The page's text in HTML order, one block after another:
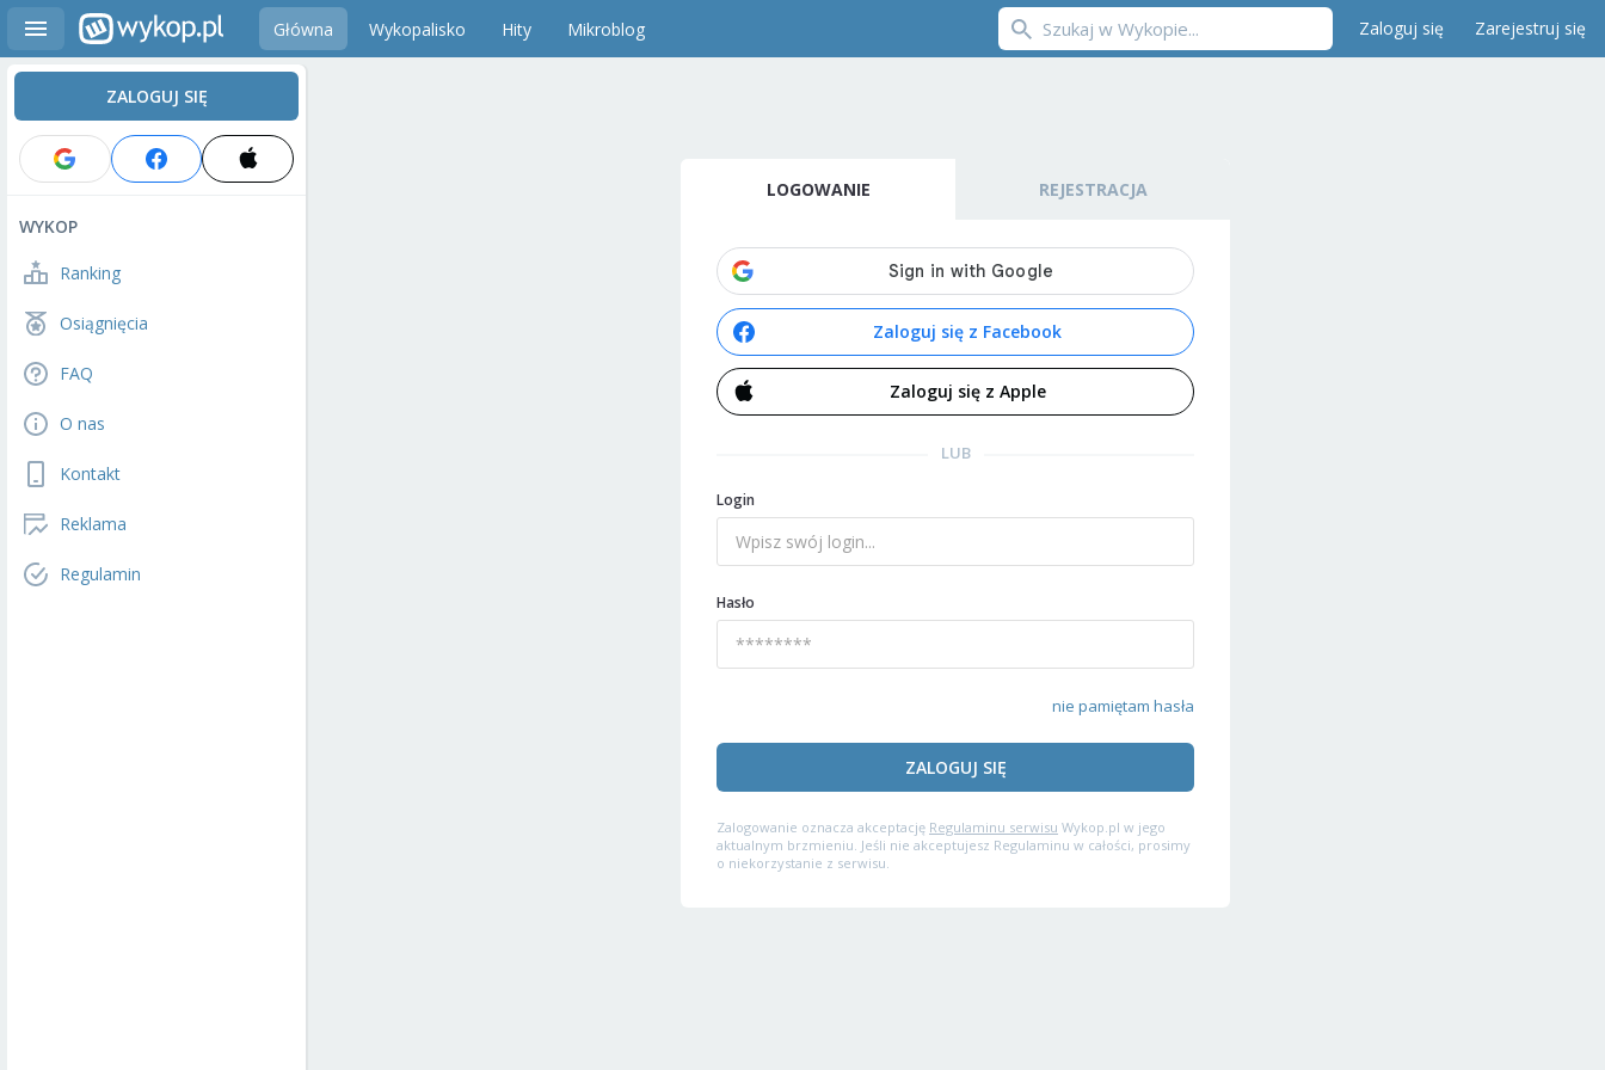
Główna Wykopalisko Hity Mikroblog Zaloguj się Zarejestruj się
ZALOGUJ SIĘ
WYKOP
Ranking
Osiągnięcia
FAQ
O nas
Kontakt
Reklama
Regulamin
LOGOWANIE REJESTRACJA
Zaloguj się z Facebook
Zaloguj się z Apple
LUB
Login
Hasło
nie pamiętam hasła
ZALOGUJ SIĘ
Zalogowanie oznacza akceptację Regulaminu serwisu Wykop.pl w jego
aktualnym brzmieniu. Jeśli nie akceptujesz Regulaminu w całości, prosimy
o niekorzystanie z serwisu.